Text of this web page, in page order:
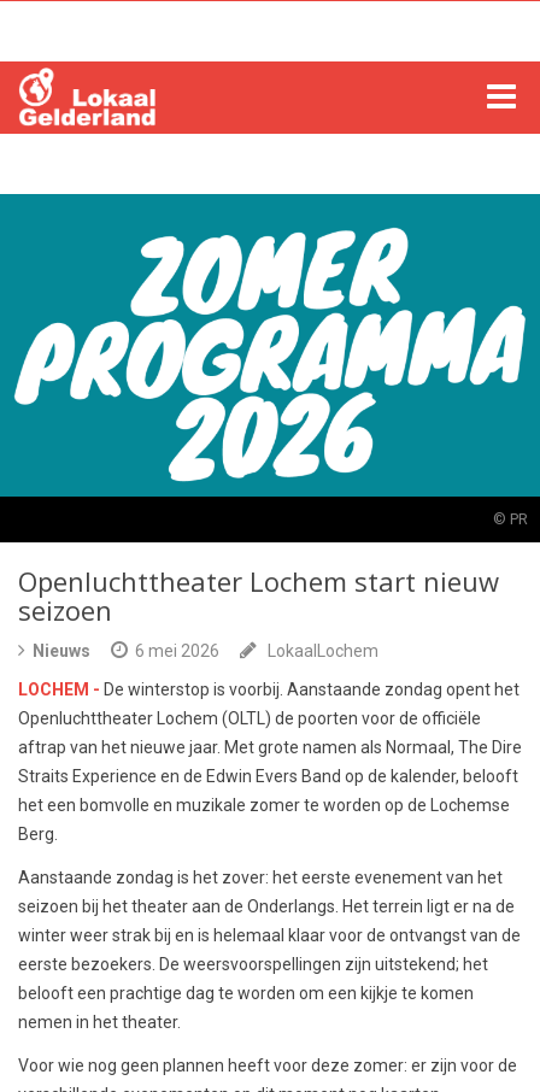
COLUMNS
RADIO
© PR
Openluchttheater Lochem start nieuw
seizoen
Nieuws 6 mei 2026
LokaalLochem
LOCHEM - De winterstop is voorbij. Aanstaande zondag opent het
Openluchttheater Lochem (OLTL) de poorten voor de officiële
aftrap van het nieuwe jaar. Met grote namen als Normaal, The Dire
Straits Experience en de Edwin Evers Band op de kalender, belooft
het een bomvolle en muzikale zomer te worden op de Lochemse
Berg.
Aanstaande zondag is het zover: het eerste evenement van het
seizoen bij het theater aan de Onderlangs. Het terrein ligt er na de
winter weer strak bij en is helemaal klaar voor de ontvangst van de
eerste bezoekers. De weersvoorspellingen zijn uitstekend; het
belooft een prachtige dag te worden om een kijkje te komen
nemen in het theater.
Voor wie nog geen plannen heeft voor deze zomer: er zijn voor de